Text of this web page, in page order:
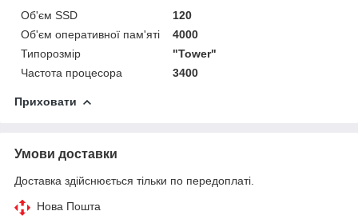
Об'єм SSD
120
Об'єм оперативної пам'яті
4000
Типорозмір
"Tower"
Частота процесора
3400
Приховати
Умови доставки
Доставка здійснюється тільки по передоплаті.
Нова Пошта